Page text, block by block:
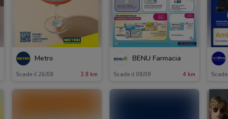
Metro
Scade il 26/08 3.8 km
BENU Farmacia
Scade il 08/09 4 km